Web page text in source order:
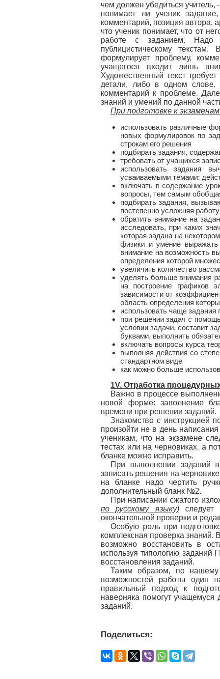
чем должен убедиться
понимает ли ученик
комментарий, позиция автора,
что ученик понимает, что от
работе с заданием. Надо
публицистическому
формулирует проблему,
учащегося входит лишь
Художественный текст
детали, либо в одном слове,
комментарий к проблеме.
знаний и умений по данной
При подготовке к
использовать различные
новых формулировок по
строкам его решения
подбирать задания,
требовать от учащихся
использовать задания
усваиваемыми темами:
включать в содержание
вопросы, тем самым
подбирать задания,
постепенно усложняя работу
обратить внимание на
исследовать, при каких
которая задана на
физики и умение
внимание на возможность
определения которой
увеличить количество
уделять больше внимания
на построение графиков
зависимости от
область определения
использовать чаще задания
при решении задач с
условии задачи, составит
буквами, выполнить
включать вопросы курса
выполняя действия со
стандартном виде
как можно больше
1V. Отработка
Важно в процессе
новой форме: заполнение
времени при решении заданий.
Знакомство с инструкцией
произойти не в день
ученикам, что на экзамене
тестах или на черновиках, а
бланке можно исправить.
При выполнении заданий
записать решения на
на бланке надо чертить
дополнительный бланк №2.
При написании сжатого
по русскому языку)следует
окончательной проверки и
Особую роль при
комплексная проверка
возможно восстановить в
используя типологию заданий
восстановления заданий.
Таким образом, по нашему
возможностей работы один
правильный подход к
наверняка помогут учащемуся
заданий.
Поделиться: